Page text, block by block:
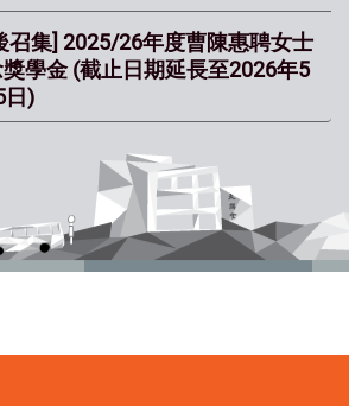
召集] 2025/26年度曹陳惠聘女士
學金 (截止日期延長至2026年5
日)